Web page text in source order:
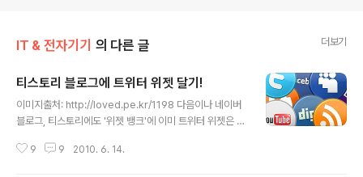
IT & 전자기기 의 다른 글 더보기
티스토리 블로그에 트위터 위젯 달기!
이미지출처: http://loved.pe.kr/1198 다음이나 네이버
블로그, 티스토리에도 '위젯 뱅크'에 이미 트위터 위젯은 있
를 돌아다니다 보니, 하나둘 깔끔한 것들이 보이는데.... 개
9 9 2010. 6. 14.